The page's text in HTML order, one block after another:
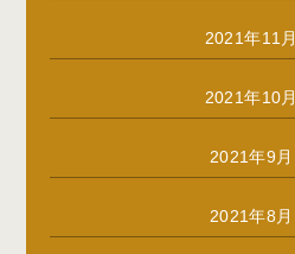
2021年11月
2021年10月
2021年9月
2021年8月